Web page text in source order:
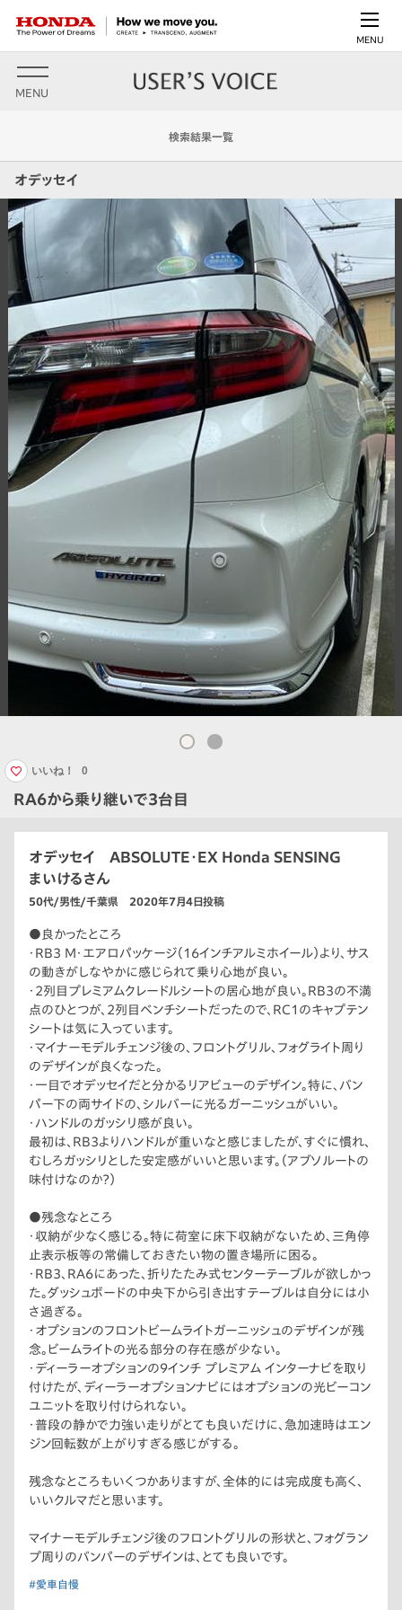
MENU
MENU
検索結果一覧
オデッセイ
RA6から乗り継いで3台目
いいね！ 0
オデッセイ ABSOLUTE・EX Honda SENSING
まいけるさん
50代/男性/千葉県 2020年7月4日投稿
●良かったところ
・RB3 M・エアロパッケージ（16インチアルミホイール）より、サス
の動きがしなやかに感じられて乗り心地が良い。
・2列目プレミアムクレードルシートの居心地が良い。RB3の不満
点のひとつが、2列目ベンチシートだったので、RC1のキャプテン
シートは気に入っています。
・マイナーモデルチェンジ後の、フロントグリル、フォグライト周り
のデザインが良くなった。
・一目でオデッセイだと分かるリアビューのデザイン。特に、バン
パー下の両サイドの、シルバーに光るガーニッシュがいい。
・ハンドルのガッシリ感が良い。
最初は、RB3よりハンドルが重いなと感じましたが、すぐに慣れ、
むしろガッシリとした安定感がいいと思います。（アブソルートの
味付けなのか？）
●残念なところ
・収納が少なく感じる。特に荷室に床下収納がないため、三角停
止表示板等の常備しておきたい物の置き場所に困る。
・RB3、RA6にあった、折りたたみ式センターテーブルが欲しかっ
た。ダッシュボードの中央下から引き出すテーブルは自分には小
さ過ぎる。
・オプションのフロントビームライトガーニッシュのデザインが残
念。ビームライトの光る部分の存在感が少ない。
・ディーラーオプションの9インチ プレミアム インターナビを取り
付けたが、ディーラーオプションナビにはオプションの光ビーコン
ユニットを取り付けられない。
・普段の静かで力強い走りがとても良いだけに、急加速時はエン
ジン回転数が上がりすぎる感じがする。
残念なところもいくつかありますが、全体的には完成度も高く、
いいクルマだと思います。
マイナーモデルチェンジ後のフロントグリルの形状と、フォグラン
プ周りのバンパーのデザインは、とても良いです。
#愛車自慢